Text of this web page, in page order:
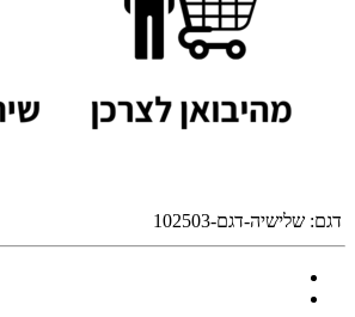
דגם: שלישיה-דגם-102503